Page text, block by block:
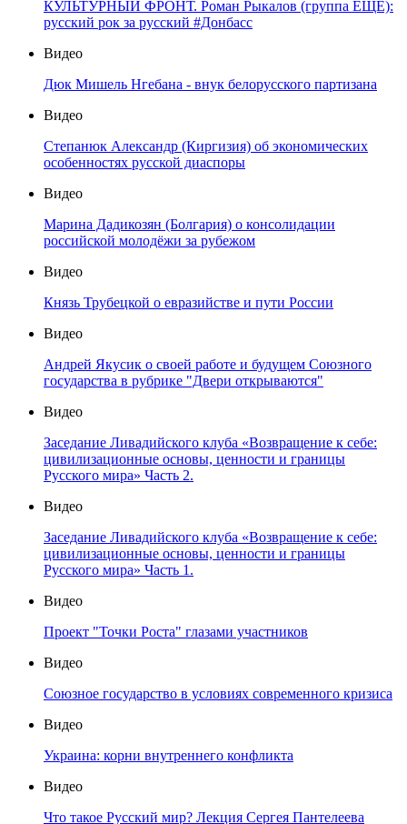
КУЛЬТУРНЫЙ ФРОНТ. Роман Рыкалов (группа ЕЩЁ):
русский рок за русский #Донбасс
Видео
Дюк Мишель Нгебана - внук белорусского партизана
Видео
Степанюк Александр (Киргизия) об экономических
особенностях русской диаспоры
Видео
Марина Дадикозян (Болгария) о консолидации
российской молодёжи за рубежом
Видео
Князь Трубецкой о евразийстве и пути России
Видео
Андрей Якусик о своей работе и будущем Союзного
государства в рубрике "Двери открываются"
Видео
Заседание Ливадийского клуба «Возвращение к себе:
цивилизационные основы, ценности и границы
Русского мира» Часть 2.
Видео
Заседание Ливадийского клуба «Возвращение к себе:
цивилизационные основы, ценности и границы
Русского мира» Часть 1.
Видео
Проект "Точки Роста" глазами участников
Видео
Союзное государство в условиях современного кризиса
Видео
Украина: корни внутреннего конфликта
Видео
Что такое Русский мир? Лекция Сергея Пантелеева